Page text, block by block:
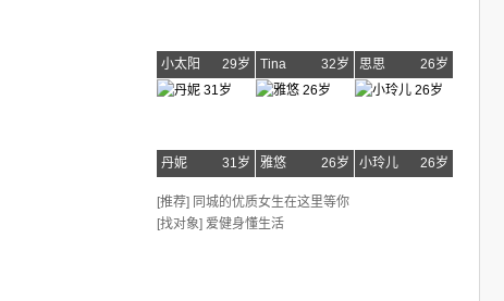
小太阳 29岁 Tina 32岁 思思 26岁
丹妮 31岁 雅悠 26岁 小玲儿 26岁
[推荐] 同城的优质女生在这里等你
[找对象] 爱健身懂生活